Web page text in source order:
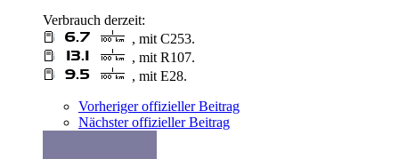
Verbrauch derzeit:
, mit C253.
, mit R107.
, mit E28.
Vorheriger offizieller Beitrag
Nächster offizieller Beitrag